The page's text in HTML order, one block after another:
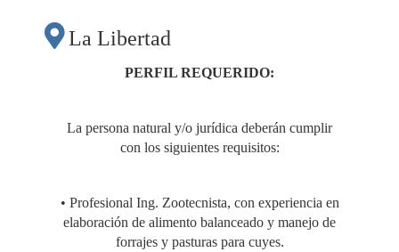
ALIMENTACIÓN EN
CUYES, EN EL
MARCO DEL
“INICIATIVAS
La Libertad
PERFIL REQUERIDO:
La persona natural y/o jurídica deberán cumplir
con los siguientes requisitos:
• Profesional Ing. Zootecnista, con experiencia en
elaboración de alimento balanceado y manejo de
forrajes y pasturas para cuyes.